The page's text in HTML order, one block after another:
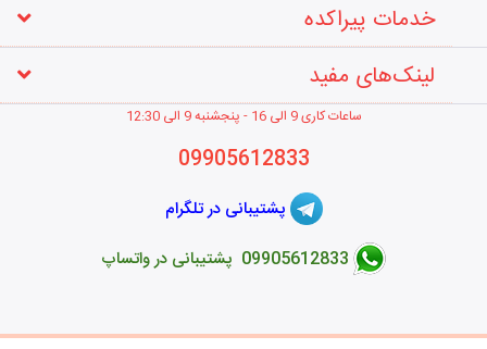
خدمات پیراکده
لینک‌های مفید
ساعات کاری 9 الی 16 - پنجشنبه 9 الی 12 :30
09905612833
پشتیبانی در تلگرام
09905612833 پشتیبانی در واتساپ